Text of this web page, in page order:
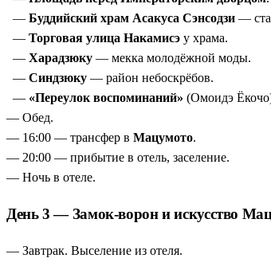
— Буддийский храм Асакуса Сэнсодзи —
— Торговая улица Накамисэ у храма.
— Харадзюку — мекка молодёжной моды.
— Синдзюку — район небоскрёбов.
— «Переулок воспоминаний» (Омоидэ
— Обед.
— 16:00 — трансфер в Мацумото.
— 20:00 — прибытие в отель, заселение.
— Ночь в отеле.
День 3 — Замок-ворон и искусство
— Завтрак. Выселение из отеля.